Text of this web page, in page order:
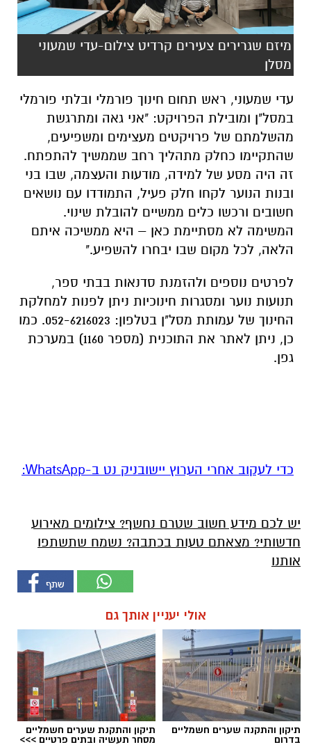
מיזם שגרירים צעירים קרדיט צילום-עדי שמעוני
מסלן
עדי שמעוני, ראש תחום חינוך פורמלי ובלתי פורמלי
במסל"ן ומובילת הפרויקט: "אני גאה ומתרגשת
מהשלמתם של פרויקטים מעצימים ומשפיעים,
שהתקיימו כחלק מתהליך רחב שממשיך להתפתח.
זה היה מסע של למידה, מודעות והעצמה, שבו בני
ובנות הנוער לקחו חלק פעיל, התמודדו עם נושאים
חשובים ורכשו כלים ממשיים להובלת שינוי.
המשימה לא מסתיימת כאן – היא ממשיכה איתם
הלאה, לכל מקום שבו יבחרו להשפיע."
לפרטים נוספים ולהזמנת סדנאות בבתי ספר,
תנועות נוער ומסגרות חינוכיות ניתן לפנות למחלקת
החינוך של עמותת מסל"ן בטלפון: 052-6216023. כמו
כן, ניתן לאתר את התוכנית (מספר 1160) במערכת
גפן.
‏כדי לעקוב אחרי הערוץ יישובניק נט ב-WhatsApp:‏‏‏
יש לכם מידע חשוב שטרם נחשף? צילומים מאירוע
חדשותי? מצאתם טעות בכתבה? נשמח שתשתפו
אותנו
אולי יעניין אותך גם
תיקון והתקנה שערים חשמליים
בדרום
תיקון והתקנת שערים חשמליים
מסחר תעשיה ובתים פרטיים >>>